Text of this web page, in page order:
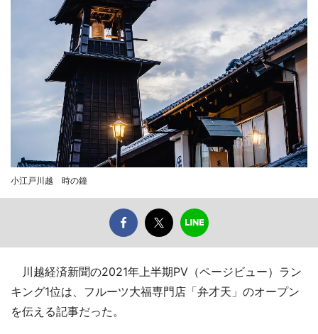
小江戸川越 時の鐘
川越経済新聞の2021年上半期PV（ページビュー）ラン
キング1位は、フルーツ大福専門店「弁才天」のオープン
を伝える記事だった。